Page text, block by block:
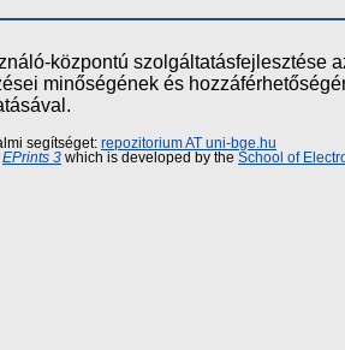
központú szolgáltatásfejlesztése
minőségének és
segítséget: repozitorium AT uni-bge.hu
EPrints 3 which is developed by the School of